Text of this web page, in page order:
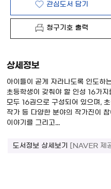
관심도서 담기
청구기호 출력
상세정보
아이들이 곧게 자라나도록 인도하는
초등학생이 갖춰야 할 인성 16가
모두 16권으로 구성되어 있으며,
작가 등 다양한 분야의 작가진이
이야기를 그리고...
도서정보 상세보기 [NAVER 제